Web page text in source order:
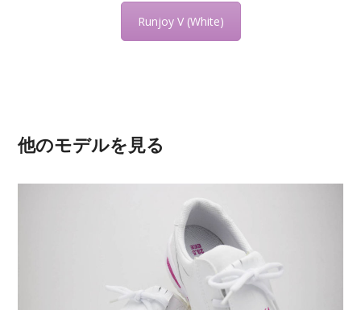
Runjoy V (White)
他のモデルを見る